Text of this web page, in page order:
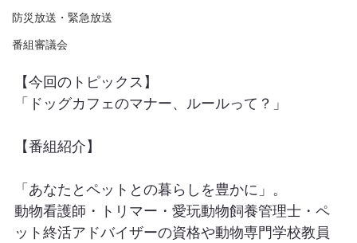
防災放送・緊急放送
番組審議会
【今回のトピックス】
「ドッグカフェのマナー、ルールって？」
【番組紹介】
「あなたとペットとの暮らしを豊かに」。
動物看護師・トリマー・愛玩動物飼養管理士・ペ
ット終活アドバイザーの資格や動物専門学校教員